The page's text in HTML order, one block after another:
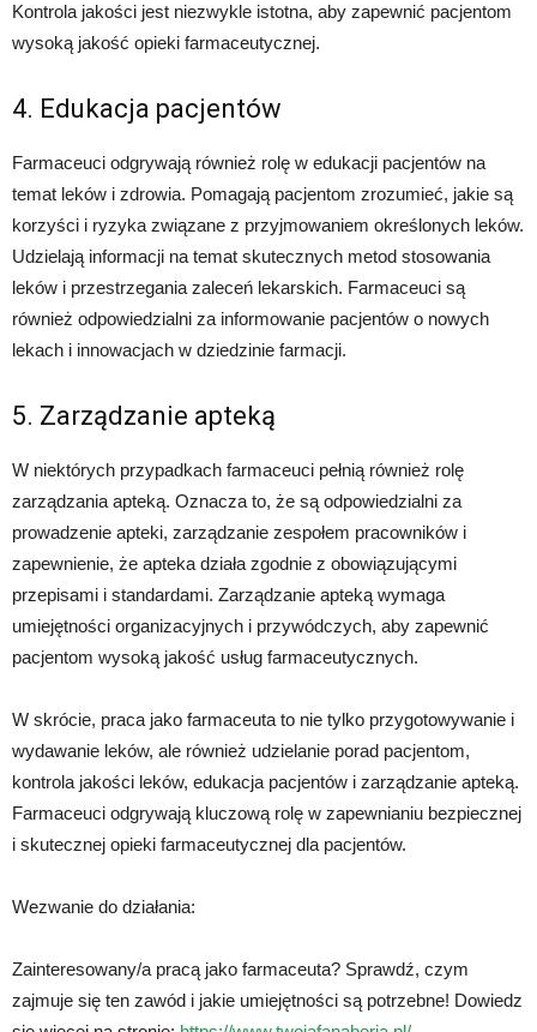
Kontrola jakości jest niezwykle istotna, aby zapewnić pacjentom
wysoką jakość opieki farmaceutycznej.
4. Edukacja pacjentów
Farmaceuci odgrywają również rolę w edukacji pacjentów na
temat leków i zdrowia. Pomagają pacjentom zrozumieć, jakie są
korzyści i ryzyka związane z przyjmowaniem określonych leków.
Udzielają informacji na temat skutecznych metod stosowania
leków i przestrzegania zaleceń lekarskich. Farmaceuci są
również odpowiedzialni za informowanie pacjentów o nowych
lekach i innowacjach w dziedzinie farmacji.
5. Zarządzanie apteką
W niektórych przypadkach farmaceuci pełnią również rolę
zarządzania apteką. Oznacza to, że są odpowiedzialni za
prowadzenie apteki, zarządzanie zespołem pracowników i
zapewnienie, że apteka działa zgodnie z obowiązującymi
przepisami i standardami. Zarządzanie apteką wymaga
umiejętności organizacyjnych i przywódczych, aby zapewnić
pacjentom wysoką jakość usług farmaceutycznych.
W skrócie, praca jako farmaceuta to nie tylko przygotowywanie i
wydawanie leków, ale również udzielanie porad pacjentom,
kontrola jakości leków, edukacja pacjentów i zarządzanie apteką.
Farmaceuci odgrywają kluczową rolę w zapewnianiu bezpiecznej
i skutecznej opieki farmaceutycznej dla pacjentów.
Wezwanie do działania:
Zainteresowany/a pracą jako farmaceuta? Sprawdź, czym
zajmuje się ten zawód i jakie umiejętności są potrzebne! Dowiedz